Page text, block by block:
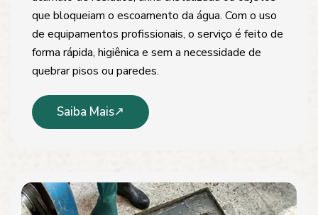
que bloqueiam o escoamento da água. Com o uso
de equipamentos profissionais, o serviço é feito de
forma rápida, higiênica e sem a necessidade de
quebrar pisos ou paredes.
Saiba Mais